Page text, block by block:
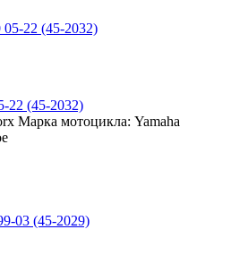
22 (45-2032)
Марка мотоцикла: Yamaha